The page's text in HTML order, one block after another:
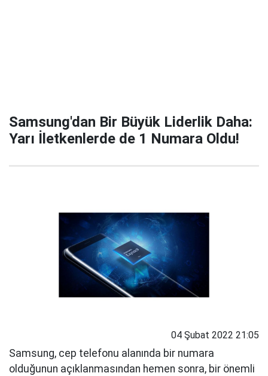
Samsung'dan Bir Büyük Liderlik Daha:
Yarı İletkenlerde de 1 Numara Oldu!
04 Şubat 2022 21:05
Samsung, cep telefonu alanında bir numara
olduğunun açıklanmasından hemen sonra, bir önemli